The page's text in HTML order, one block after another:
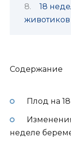
18
животиков
Содержание
Плод на
неделе